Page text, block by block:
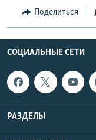
Поделиться
СОЦИАЛЬНЫЕ СЕТИ
РАЗДЕЛЫ